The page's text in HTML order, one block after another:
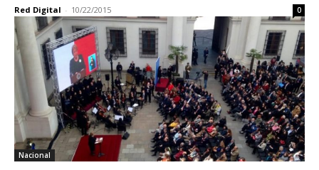
Red Digital - 10/22/2015 0
Nacional